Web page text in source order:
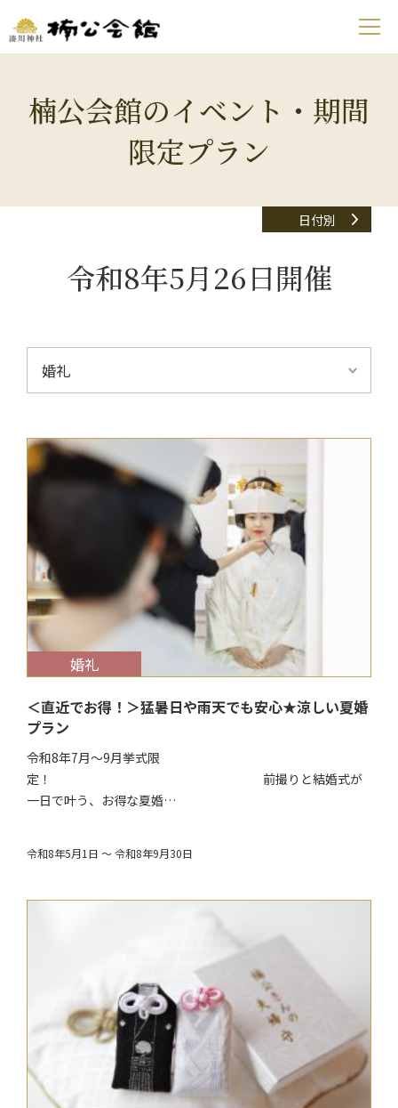
楠公会館のイベント・期間
限定プラン
日付別
令和8年5月26日開催
$target_date
婚礼
＜直近でお得！＞猛暑日や雨天でも安心★涼しい夏婚
プラン
令和8年7月～9月挙式限
定！ 前撮りと結婚式が
一日で叶う、お得な夏婚…
令和8年5月1日 ～ 令和8年9月30日